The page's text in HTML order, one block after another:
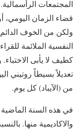
المجتمعات
قضاء الزمان اليومي،
ولكن من الخوف
النفسية الملائمة
كطيف لا يأبى
تعديلاً بسيطاً روتيني
من (الآيباد) كل يوم.
في هذه السنة
والاكاديمية منها.